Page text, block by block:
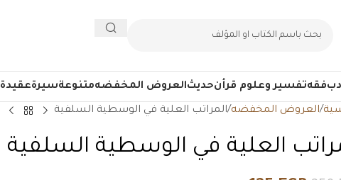
فقهتفسير وعلوم قرأنحديثالعروض المخفضهمتنوعةسيرةعقيدة
العروض المخفضه المراتب العلية في الوسطية السلفية
العلية في الوسطية السلفية